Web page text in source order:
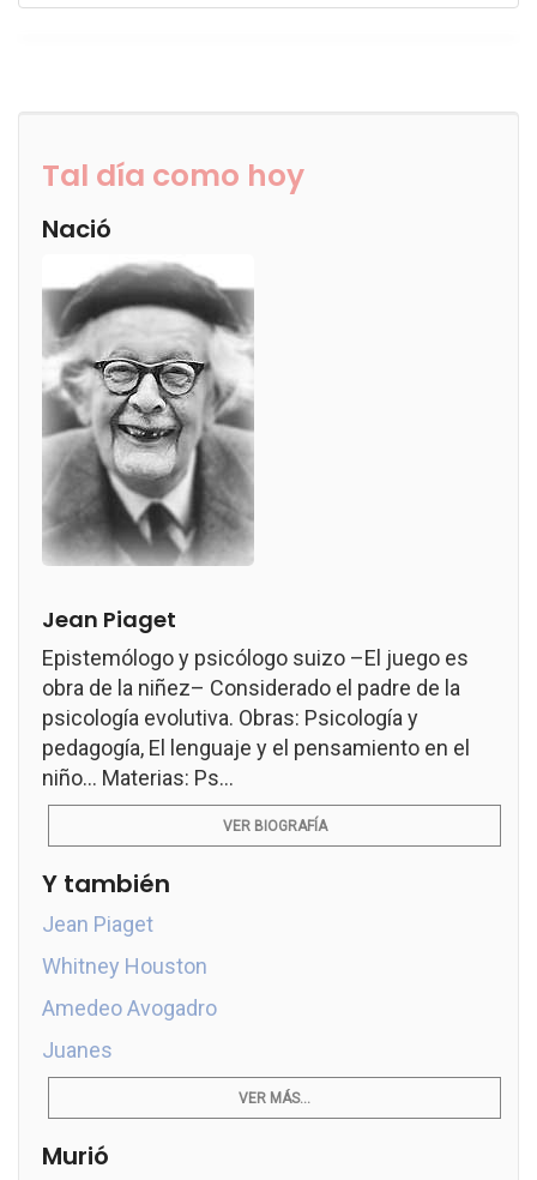
Tal día como hoy
Nació
Jean Piaget
Epistemólogo y psicólogo suizo –El juego es
obra de la niñez– Considerado el padre de la
psicología evolutiva. Obras: Psicología y
pedagogía, El lenguaje y el pensamiento en el
niño... Materias: Ps...
VER BIOGRAFÍA
Y también
Jean Piaget
Whitney Houston
Amedeo Avogadro
Juanes
VER MÁS...
Murió